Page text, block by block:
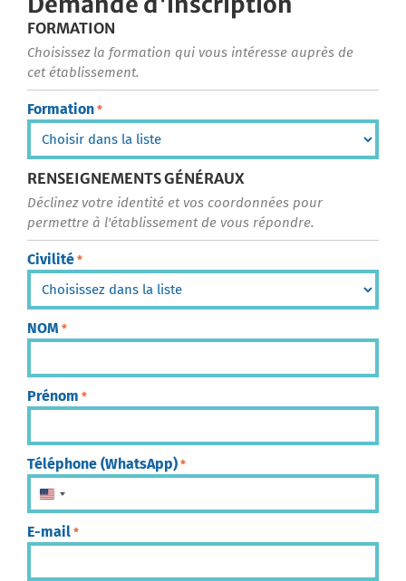
FORMATION
Choisissez la formation qui vous intéresse auprès de
cet établissement.
Formation *
RENSEIGNEMENTS GÉNÉRAUX
Déclinez votre identité et vos coordonnées pour
permettre à l'établissement de vous répondre.
Civilité *
NOM *
Prénom *
Téléphone (WhatsApp) *
États-Unis +1
E-mail *